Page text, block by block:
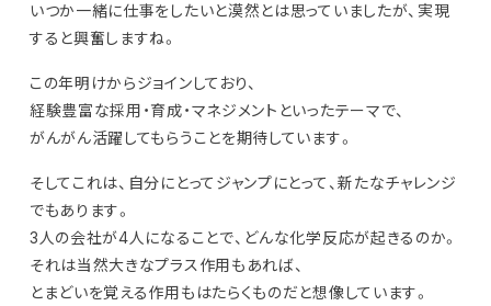
いつか一緒に仕事をしたいと漠然とは思っていましたが、実現
すると興奮しますね。
この年明けからジョインしており、
経験豊富な採用・育成・マネジメントといったテーマで、
がんがん活躍してもらうことを期待しています。
そしてこれは、自分にとってジャンプにとって、新たなチャレンジ
でもあります。
3人の会社が4人になることで、どんな化学反応が起きるのか。
それは当然大きなプラス作用もあれば、
とまどいを覚える作用もはたらくものだと想像しています。